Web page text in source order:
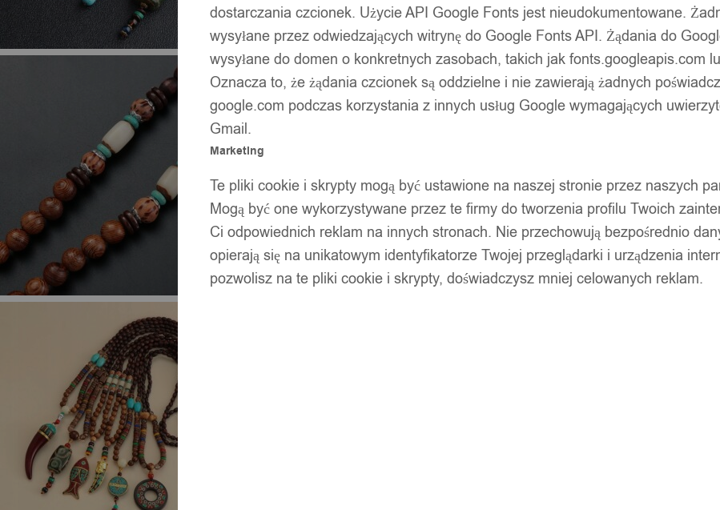
dostarczania czcionek. Użycie API Google Fonts jest nieudokumentowane.
wysyłane przez odwiedzających witrynę do Google Fonts API. Żądania do
wysyłane do domen o konkretnych zasobach, takich jak fonts.googleapis.com
Oznacza to, że żądania czcionek są oddzielne i nie zawierają żadnych
google.com podczas korzystania z innych usług Google wymagających
Gmail.
Marketing
Te pliki cookie i skrypty mogą być ustawione na naszej stronie przez naszych
Mogą być one wykorzystywane przez te firmy do tworzenia profilu Twoich
Ci odpowiednich reklam na innych stronach. Nie przechowują bezpośrednio
opierają się na unikatowym identyfikatorze Twojej przeglądarki i urządzenia
pozwolisz na te pliki cookie i skrypty, doświadczysz mniej celowanych reklam.